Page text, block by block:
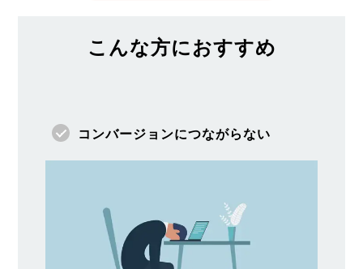
こんな方におすすめ
コンバージョンにつながらない